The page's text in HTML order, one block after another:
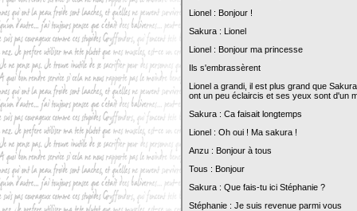
Lionel : Bonjour !
Sakura : Lionel
Lionel : Bonjour ma princesse
Ils s'embrassèrent
Lionel a grandi, il est plus grand que
ont un peu éclaircis et ses yeux sont d'un
Sakura : Ca faisait longtemps
Lionel : Oh oui ! Ma sakura !
Anzu : Bonjour à tous
Tous : Bonjour
Sakura : Que fais-tu ici Stéphanie ?
Stéphanie : Je suis revenue parmi vous